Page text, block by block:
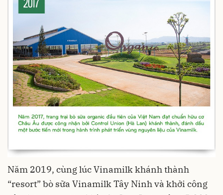
Năm 2019, cùng lúc Vinamilk khánh thành
“resort” bò sữa Vinamilk Tây Ninh và khởi công